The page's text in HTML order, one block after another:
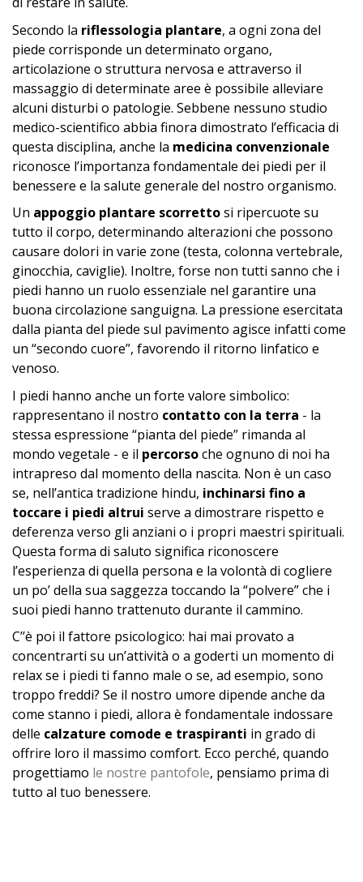
Secondo la riflessologia plantare, a ogni zona del
piede corrisponde un determinato organo,
articolazione o struttura nervosa e attraverso il
massaggio di determinate aree è possibile alleviare
alcuni disturbi o patologie. Sebbene nessuno studio
medico-scientifico abbia finora dimostrato l’efficacia di
questa disciplina, anche la medicina convenzionale
riconosce l’importanza fondamentale dei piedi per il
benessere e la salute generale del nostro organismo.
Un appoggio plantare scorrettosi ripercuote su
tutto il corpo, determinando alterazioni che possono
causare dolori in varie zone (testa, colonna vertebrale,
ginocchia, caviglie). Inoltre, forse non tutti sanno che i
piedi hanno un ruolo essenziale nel garantire una
buona circolazione sanguigna. La pressione esercitata
dalla pianta del piede sul pavimento agisce infatti come
un “secondo cuore”, favorendo il ritorno linfatico e
venoso.
I piedi hanno anche un forte valore simbolico:
rappresentano il nostro contatto con la terra - la
stessa espressione “pianta del piede” rimanda al
mondo vegetale - e il percorsoche ognuno di noi ha
intrapreso dal momento della nascita. Non è un caso
se, nell’antica tradizione hindu, inchinarsi fino a
toccare i piedi altrui serve a dimostrare rispetto e
deferenza verso gli anziani o i propri maestri spirituali.
Questa forma di saluto significa riconoscere
l’esperienza di quella persona e la volontà di cogliere
un po’ della sua saggezza toccando la “polvere” che i
suoi piedi hanno trattenuto durante il cammino.
C’’è poi il fattore psicologico: hai mai provato a
concentrarti su un’attività o a goderti un momento di
relax se i piedi ti fanno male o se, ad esempio, sono
troppo freddi? Se il nostro umore dipende anche da
come stanno i piedi, allora è fondamentale indossare
delle calzature comode e traspiranti in grado di
offrire loro il massimo comfort. Ecco perché, quando
progettiamo le nostre pantofole, pensiamo prima di
tutto al tuo benessere.